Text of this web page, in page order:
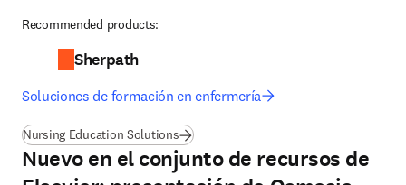
Recommended products:
Sherpath
Soluciones de formación en enfermería
Nursing Education Solutions
Nuevo en el conjunto de recursos de